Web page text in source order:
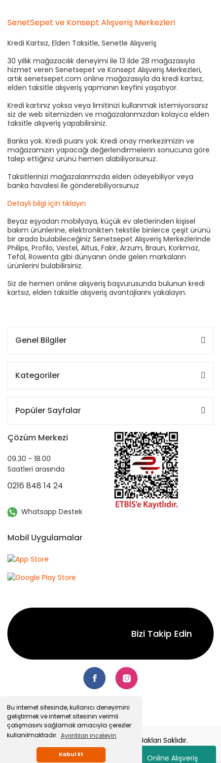
Bu internet sitesinde, kullanıcı deneyimini
geliştirmek ve internet sitesinin verimli
çalışmasını sağlamak amacıyla çerezler
kullanılmaktadır. Ayrıntıları inceleyin
Kabul Et Online Alışveriş
SenetSepet ve Konsept Alışveriş Merkezleri
Kredi Kartsız, Elden Taksitle, Senetle Alışveriş
30 yıllık mağazacılık deneyimi ile 13 ilde 28 mağazasıyla
hizmet veren Senetsepet ve Konsept Alışveriş Merkezleri,
artık senetsepet.com online mağazasıyla da kredi kartsız,
elden taksitle alışveriş yapmanın keyfini yaşatıyor.
Kredi kartınız yoksa veya limitinizi kullanmak istemiyorsanız
siz de web sitemizden ve mağazalarımızdan kolayca elden
taksitle alışveriş yapabilirsiniz.
Banka yok. Kredi puanı yok. Kredi onay merkezimizin ve
mağazamızın yapacağı değerlendirmelerin sonucuna göre
talep ettiğiniz ürünü hemen alabiliyorsunuz.
Taksitlerinizi mağazalarımızda elden ödeyebiliyor veya
banka havalesi ile gönderebiliyorsunuz
Detaylı bilgi için tıklayın
Beyaz eşyadan mobilyaya, küçük ev aletlerinden kişisel
bakım ürünlerine, elektronikten tekstile binlerce çeşit ürünü
bir arada bulabileceğiniz Senetsepet Alışveriş Merkezlerinde
Philips, Profilo, Vestel, Altus, Fakir, Arzum, Braun, Korkmaz,
Tefal, Rowenta gibi dünyanın önde gelen markaların
ürünlerini bulabilirsiniz.
Siz de hemen online alışveriş başvurusunda bulunun kredi
kartsız, elden taksitle alışveriş avantajlarını yakalayın.
Genel Bilgiler
Kategoriler
Popüler Sayfalar
Çözüm Merkezi
09.30 - 18.00
Saatleri arasında
0216 848 14 24
Whatsapp Destek
Mobil Uygulamalar
Bizi Takip Edin
© 2022 Senetsepet.com. Tüm Hakları Saklıdır.